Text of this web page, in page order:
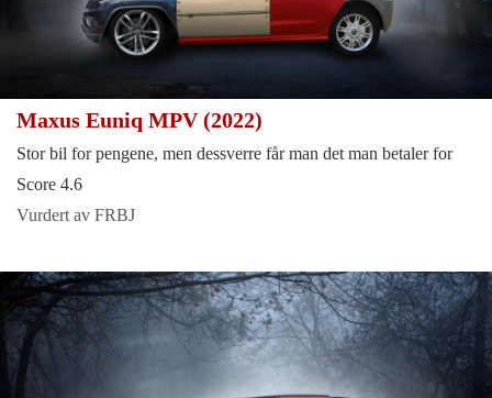
Maxus Euniq MPV (2022)
Stor bil for pengene, men dessverre får man det man betaler for
Score 4.6
Vurdert av FRBJ